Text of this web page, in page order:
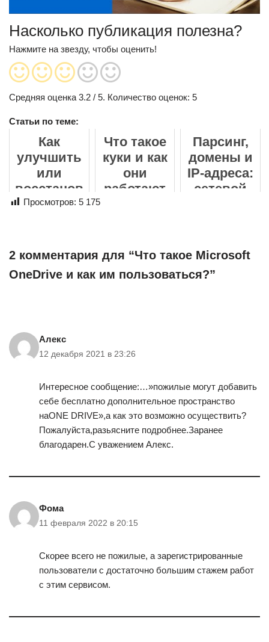
Насколько публикация полезна?
Нажмите на звезду, чтобы оценить!
Средняя оценка 3.2 / 5. Количество оценок: 5
Статьи по теме:
Как
улучшить
или
восстанов
ить фото
кадров до
семейных
архивов
Что такое
куки и как
они
работают
Парсинг,
домены и
IP-адреса:
сетевой
Просмотров: 5 175
2 комментария для “Что такое Microsoft
OneDrive и как им пользоваться?”
Алекс
12 декабря 2021 в 23:26
Интересное сообщение:…»пожилые могут добавить
себе бесплатно дополнительное пространство
наONE DRIVE»,а как это возможно осуществить?
Пожалуйста,разьясните подробнее.Заранее
благодарен.С уважением Алекс.
Фома
11 февраля 2022 в 20:15
Скорее всего не пожилые, а зарегистрированные
пользователи с достаточно большим стажем работ
с этим сервисом.